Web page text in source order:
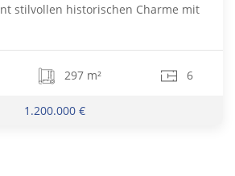
stilvollen historischen Charme mit
297 m² 6
1.200.000 €